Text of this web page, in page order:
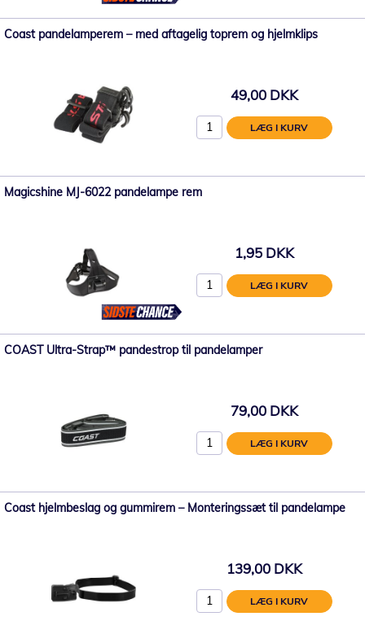
Coast pandelamperem – med aftagelig toprem og hjelmklips
49,00 DKK
LÆG I KURV
Magicshine MJ-6022 pandelampe rem
1,95 DKK
LÆG I KURV
COAST Ultra-Strap™ pandestrop til pandelamper
79,00 DKK
LÆG I KURV
Coast hjelmbeslag og gummirem – Monteringssæt til pandelampe
139,00 DKK
LÆG I KURV